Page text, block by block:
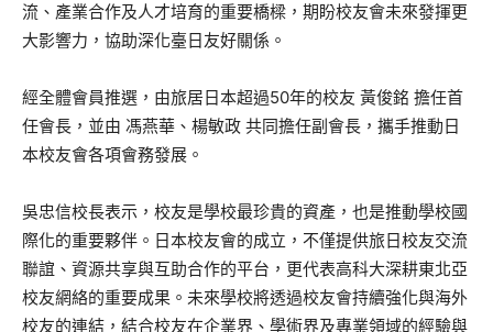
流、產業合作及人才培育的重要橋樑，期盼校友會未來發揮更
大影響力，協助深化臺日友好關係。
經全體會員推選，由旅居日本超過50年的校友 黃俊銘 擔任首
任會長，並由 馮燕華、楊敏政 共同擔任副會長，攜手推動日
本校友會各項會務發展。
吳忠信校長表示，校友是學校最珍貴的資產，也是推動學校國
際化的重要夥伴。日本校友會的成立，不僅提供旅日校友交流
聯誼、資源共享與互助合作的平台，更代表高科大深耕東北亞
校友網絡的重要成果。未來學校將透過校友會持續強化與海外
校友的連結，結合校友在企業界、學術界及專業領域的經驗與